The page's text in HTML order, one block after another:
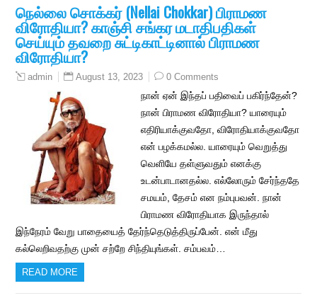
நெல்லை சொக்கர் (Nellai Chokkar) பிராமண
விரோதியா? காஞ்சி சங்கர மடாதிபதிகள்
செய்யும் தவறை சுட்டிகாட்டினால் பிராமண
விரோதியா?
admin August 13, 2023 0 Comments
நான் ஏன் இந்தப் பதிவைப் பகிர்ந்தேன்?
நான் பிராமண விரோதியா? யாரையும்
எதிரியாக்குவதோ, விரோதியாக்குவதோ
என் பழக்கமல்ல. யாரையும் வெறுத்து
வெளியே தள்ளுவதும் எனக்கு
உடன்பாடானதல்ல. எல்லோரும் சேர்ந்ததே
சமயம், தேசம் என நம்புபவன். நான்
பிராமண விரோதியாக இருந்தால்
இந்நேரம் வேறு பாதையைத் தேர்ந்தெடுத்திருப்பேன். என் மீது
கல்லெறிவதற்கு முன் சற்றே சிந்தியுங்கள். சம்பவம்…
READ MORE